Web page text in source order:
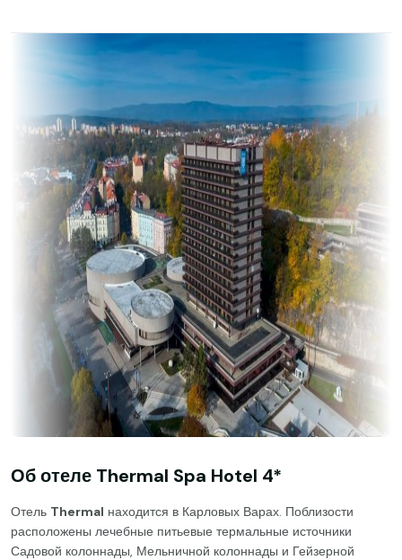
Об отеле Thermal Spa Hotel 4*
Отель Thermal находится в Карловых Варах. Поблизости
расположены лечебные питьевые термальные источники
Садовой колоннады, Мельничной колоннады и Гейзерной